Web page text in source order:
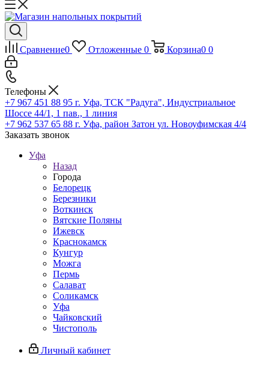
Сравнение0 Отложенные 0 Корзина0 0
Телефоны
+7 967 451 88 95 г. Уфа, ТСК "Радуга", Индустриальное
Шоссе 44/1, 1 пав., 1 линия
+7 962 537 65 88 г. Уфа, район Затон ул. Новоуфимская 4/4
Заказать звонок
Уфа
Назад
Города
Белорецк
Березники
Воткинск
Вятские Поляны
Ижевск
Краснокамск
Кунгур
Можга
Пермь
Салават
Соликамск
Уфа
Чайковский
Чистополь
Личный кабинет